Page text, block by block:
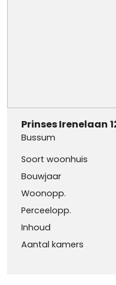
Prinses Irenelaan
Bussum
Soort woonhuis
Bouwjaar
Woonopp.
Perceelopp.
Inhoud
Aantal kamers